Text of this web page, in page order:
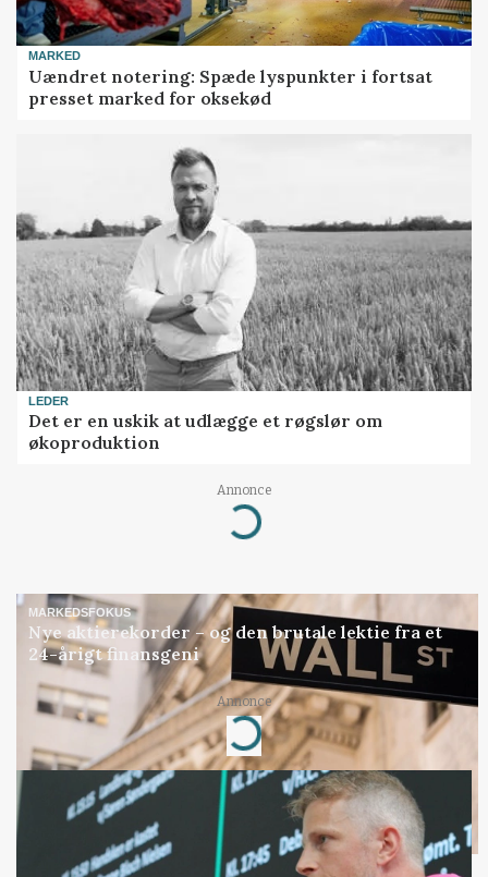
MARKED
Uændret notering: Spæde lyspunkter i fortsat
presset marked for oksekød
LEDER
Det er en uskik at udlægge et røgslør om
økoproduktion
Annonce
Loading...
MARKEDSFOKUS
Nye aktierekorder – og den brutale lektie fra et
24-årigt finansgeni
Annonce
Loading...